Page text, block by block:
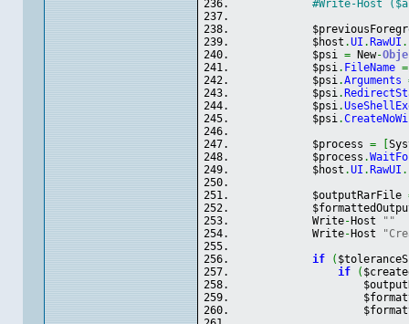
#Write-Host
$host .UI . RawUI .
$psi = New-
$psi. FileName =
$psi.Arguments
$psi.
$psi.
$psi.
$process =
$process .
$host .UI . RawUI .
$outputRarFile
Write- Host
""
Write- Host
if
(
if
(